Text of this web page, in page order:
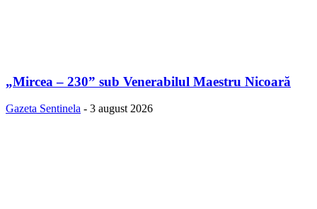
„Mircea – 230” sub Venerabilul Maestru Nicoară
Gazeta Sentinela - 3 august 2026